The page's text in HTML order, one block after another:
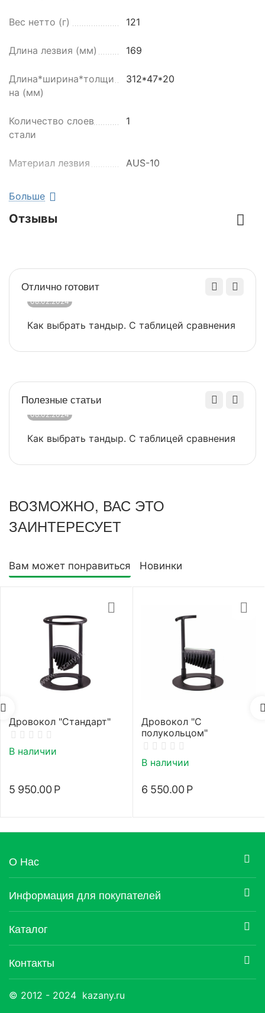
Вес нетто (г) 121
Длина лезвия (мм) 169
Длина*ширина*толщи
на (мм)
312*47*20
Количество слоев
стали
1
Материал лезвия AUS-10
Материал рукояти
Назначение
Размер упаковки (см)
Серия
Твердость лезвия
(HRC)
Больше
Отзывы
Отлично готовит
08.02.2024
Как выбрать тандыр. С таблицей сравнения
Полезные статьи
08.02.2024
Как выбрать тандыр. С таблицей сравнения
ВОЗМОЖНО, ВАС ЭТО
ЗАИНТЕРЕСУЕТ
Вам может понравиться Новинки
Дровокол "Стандарт"
В наличии
5 950.00 Р
Дровокол "С
полукольцом"
В наличии
6 550.00 Р
О Нас
Информация для покупателей
Каталог
Контакты
© 2012 - 2024 kazany.ru